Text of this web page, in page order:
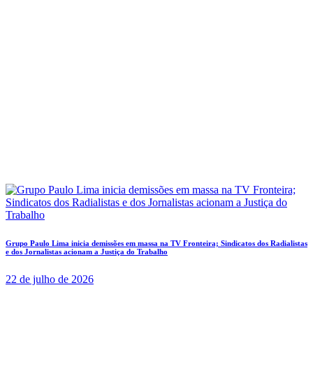
Grupo Paulo Lima inicia demissões em massa na TV Fronteira; Sindicatos dos Radialistas
e dos Jornalistas acionam a Justiça do Trabalho
22 de julho de 2026